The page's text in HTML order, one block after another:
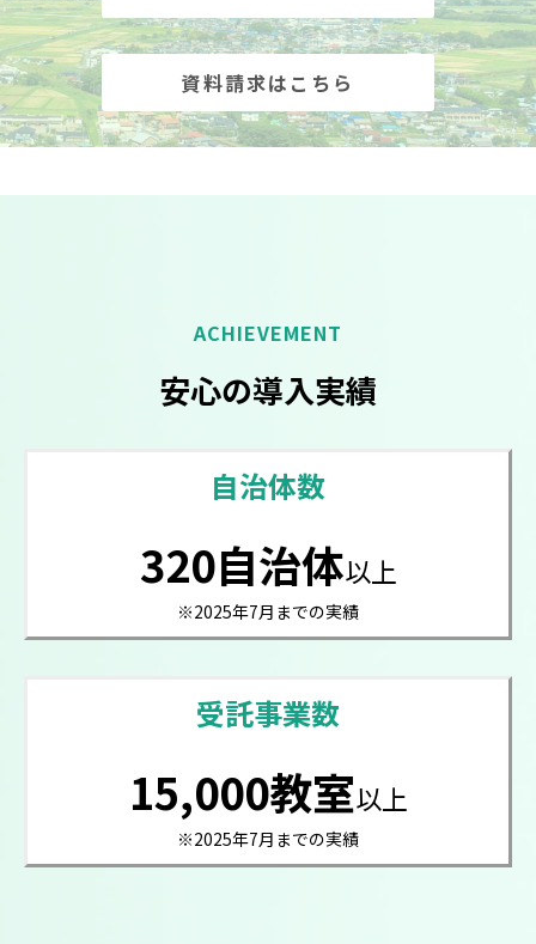
資料請求はこちら
ACHIEVEMENT
安心の導入実績
自治体数
320自治体以上
※2025年7月までの実績
受託事業数
15,000教室以上
※2025年7月までの実績